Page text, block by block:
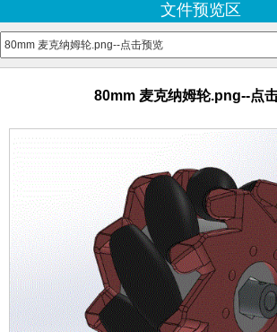
文件预览区
80mm 麦克纳姆轮.png--点